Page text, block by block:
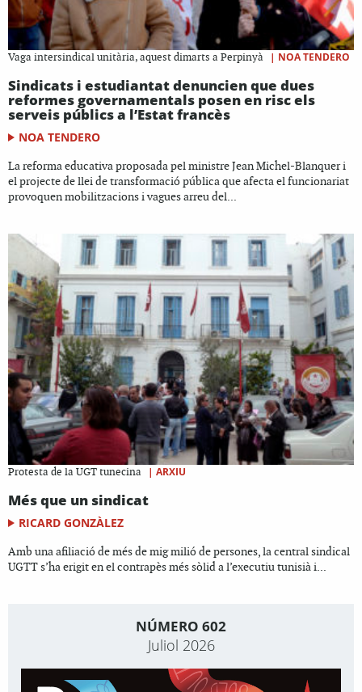
Vaga intersindical unitària, aquest dimarts a Perpinyà | NOA TENDERO
Sindicats i estudiantat denuncien que dues
reformes governamentals posen en risc els
serveis públics a l’Estat francès
NOA TENDERO
La reforma educativa proposada pel ministre Jean Michel-Blanquer i
el projecte de llei de transformació pública que afecta el funcionariat
provoquen mobilitzacions i vagues arreu del...
Protesta de la UGT tunecina | ARXIU
Més que un sindicat
RICARD GONZÀLEZ
Amb una afiliació de més de mig milió de persones, la central sindical
UGTT s’ha erigit en el contrapès més sòlid a l’executiu tunisià i...
NÚMERO 602
Juliol 2026